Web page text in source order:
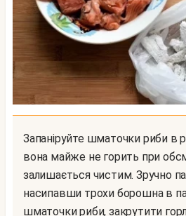
Запаніруйте шматочки риби в рисовому борошні -
вона майже не горить при
залишається чистим. Зручно
насипавши трохи борошна в
шматочки риби, закрутити